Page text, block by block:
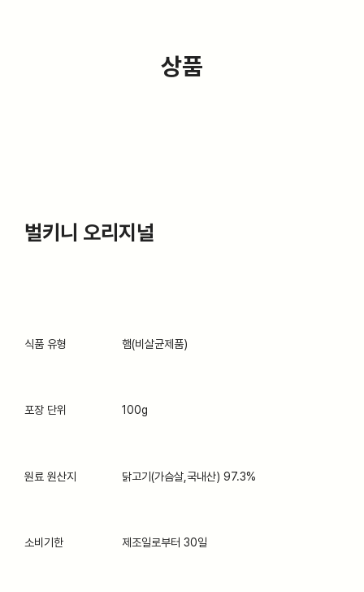
상품
벌키니 오리지널
식품 유형 햄(비살균제품)
포장 단위 100g
원료 원산지 닭고기(가슴살,국내산) 97.3%
소비기한 제조일로부터 30일